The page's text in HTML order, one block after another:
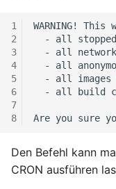
WARNING! This
-
all stopped
-
all
-
all
-
all images
-
all build
Are you sure
Den Befehl kann
CRON ausführen